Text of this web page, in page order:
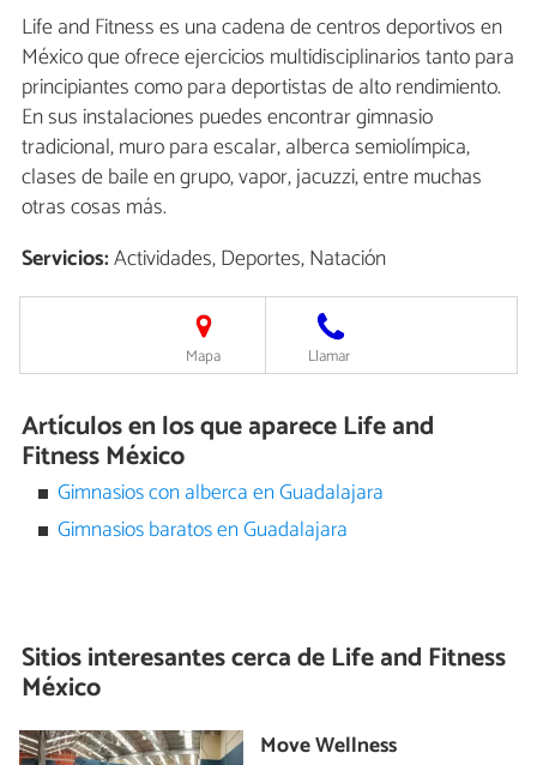
Life and Fitness es una cadena de centros deportivos en
México que ofrece ejercicios multidisciplinarios tanto para
principiantes como para deportistas de alto rendimiento.
En sus instalaciones puedes encontrar gimnasio
tradicional, muro para escalar, alberca semiolímpica,
clases de baile en grupo, vapor, jacuzzi, entre muchas
otras cosas más.
Servicios:Actividades, Deportes, Natación
Mapa Llamar
Artículos en los que aparece Life and
Fitness México
Gimnasios con alberca en Guadalajara
Gimnasios baratos en Guadalajara
Sitios interesantes cerca deLife and Fitness
México
Move Wellness